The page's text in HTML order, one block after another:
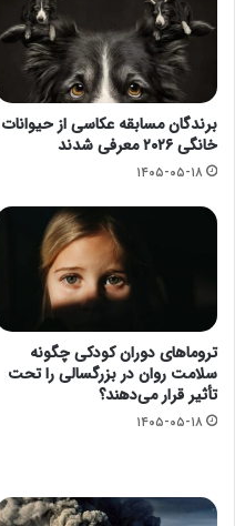
برندگان مسابقه عکاسی از حیوانات
خانگی ۲۰۲۶ معرفی شدند
۱۴۰۵-۰۵-۱۸
تروماهای دوران کودکی چگونه
سلامت روان در بزرگسالی را تحت
تأثیر قرار می‌دهند؟
۱۴۰۵-۰۵-۱۸